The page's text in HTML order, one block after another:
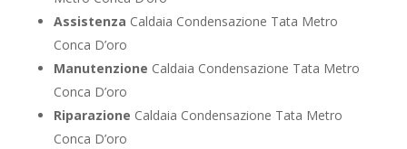
Assistenza Caldaia Condensazione Tata Metro
Conca D’oro
Manutenzione Caldaia Condensazione Tata Metro
Conca D’oro
Riparazione Caldaia Condensazione Tata Metro
Conca D’oro